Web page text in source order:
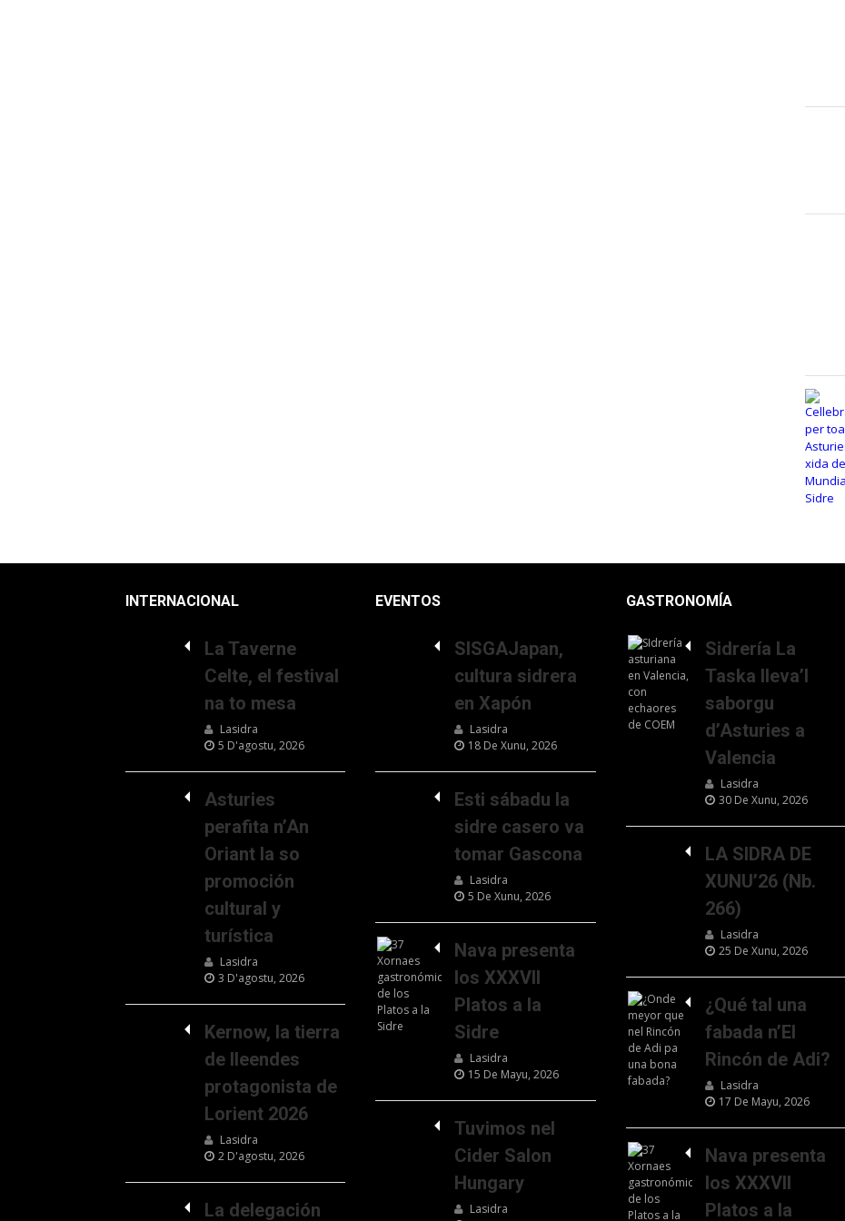
INTERNACIONAL
La Taverne
Celte, el festival
na to mesa
Lasidra
5 D'agostu, 2026
Asturies
perafita n’An
Oriant la so
promoción
cultural y
turística
Lasidra
3 D'agostu, 2026
Kernow, la tierra
de lleendes
protagonista de
Lorient 2026
Lasidra
2 D'agostu, 2026
La delegación
EVENTOS
SISGAJapan,
cultura sidrera
en Xapón
Lasidra
18 De Xunu, 2026
Esti sábadu la
sidre casero va
tomar Gascona
Lasidra
5 De Xunu, 2026
Nava presenta
los XXXVII
Platos a la
Sidre
Lasidra
15 De Mayu, 2026
Tuvimos nel
Cider Salon
Hungary
Lasidra
GASTRONOMÍA
Sidrería La
Taska lleva’l
saborgu
d’Asturies a
Valencia
Lasidra
30 De Xunu, 2026
LA SIDRA DE
XUNU’26 (Nb.
266)
Lasidra
25 De Xunu, 2026
¿Qué tal una
fabada n’El
Rincón de Adi?
Lasidra
17 De Mayu, 2026
Nava presenta
los XXXVII
Platos a la